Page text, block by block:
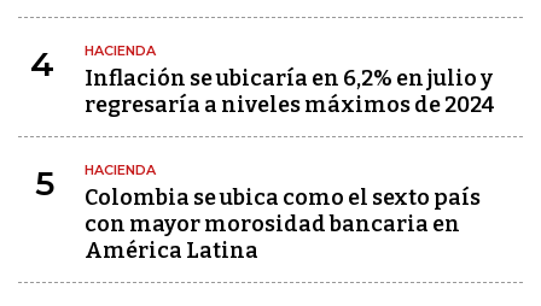
4 HACIENDA
Inflación se ubicaría en 6,2% en julio y
regresaría a niveles máximos de 2024
5 HACIENDA
Colombia se ubica como el sexto país
con mayor morosidad bancaria en
América Latina